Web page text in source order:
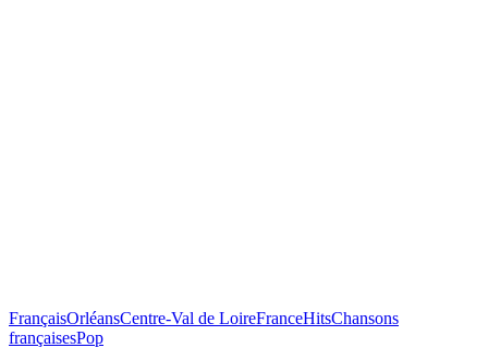
FrançaisOrléansCentre-Val de LoireFranceHitsChansons
françaisesPop